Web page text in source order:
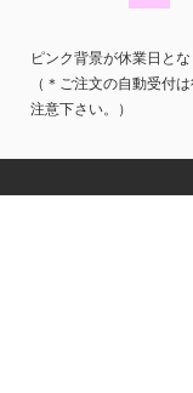
ピンク背景が休業日
（＊ご注文の自動受付
注意下さい。）